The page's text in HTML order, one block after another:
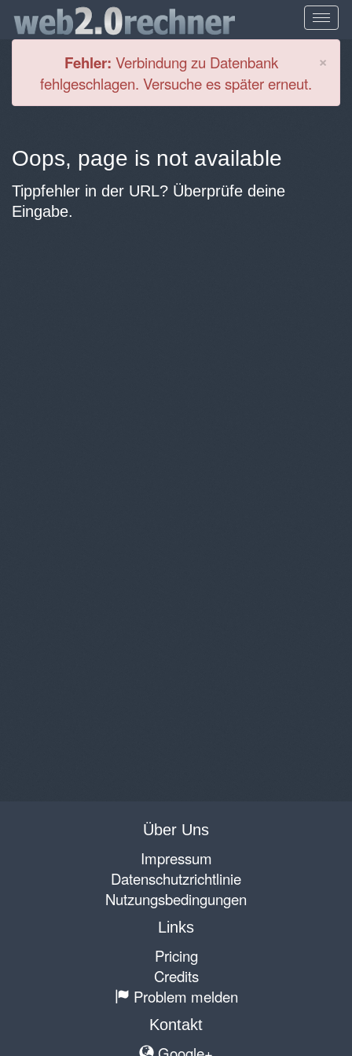
×
Fehler: Verbindung zu Datenbank
fehlgeschlagen. Versuche es später erneut.
Oops, page is not available
Tippfehler in der URL? Überprüfe deine
Eingabe.
Über Uns
Impressum
Datenschutzrichtlinie
Nutzungsbedingungen
Links
Pricing
Credits
Problem melden
Kontakt